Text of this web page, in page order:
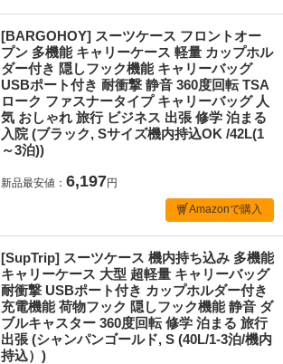
[BARGOHOY] スーツケース フロントオー
プン 多機能 キャリーケース 軽量 カップホル
ダー付き 隠しフック機能 キャリーバッグ
USBポート付き 耐衝撃 静音 360度回転 TSA
ローク ファスナータイプ キャリーバッグ 人
気 おしゃれ 旅行 ビジネス 出張 修学 泊まる
入院 (ブラック, Sサイズ機内持込OK /42L(1
～3泊))
新品最安値： 6,197円
Amazonで購入
[SupTrip] スーツケース 機内持ち込み 多機能
キャリーケース 大型 超軽量 キャリーバッグ
耐衝撃 USBポート付き カップホルダー付き
充電機能 荷物フック 隠しフック機能 静音 ダ
ブルキャスター 360度回転 修学 泊まる 旅行
出張 (シャンパンゴールド, S (40L/1-3泊/機内
持込）)